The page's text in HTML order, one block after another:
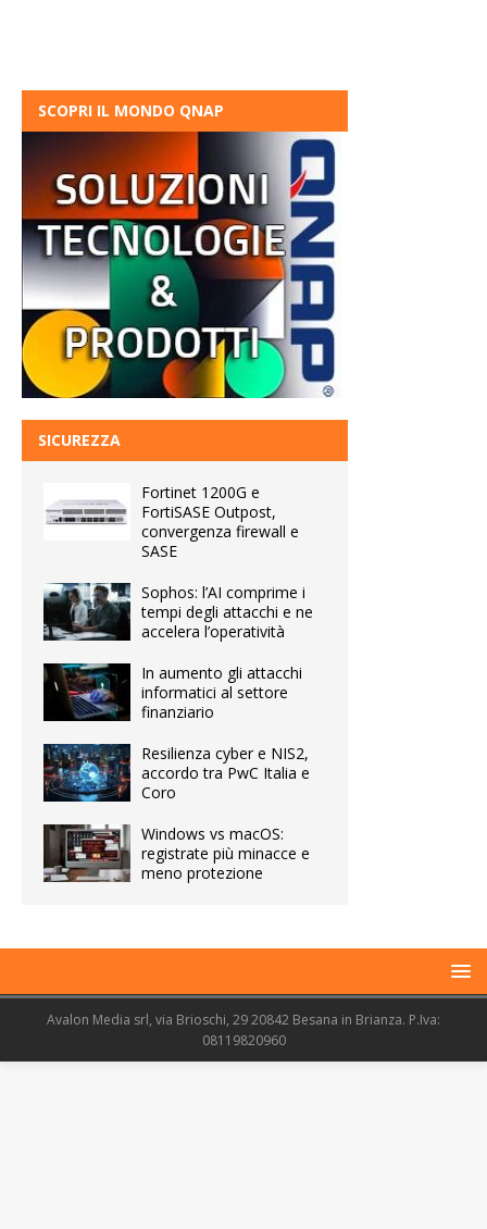
SCOPRI IL MONDO QNAP
SICUREZZA
Fortinet 1200G e
FortiSASE Outpost,
convergenza firewall e
SASE
Sophos: l’AI comprime i
tempi degli attacchi e ne
accelera l’operatività
In aumento gli attacchi
informatici al settore
finanziario
Resilienza cyber e NIS2,
accordo tra PwC Italia e
Coro
Windows vs macOS:
registrate più minacce e
meno protezione
Avalon Media srl, via Brioschi, 29 20842 Besana in Brianza. P.Iva:
08119820960